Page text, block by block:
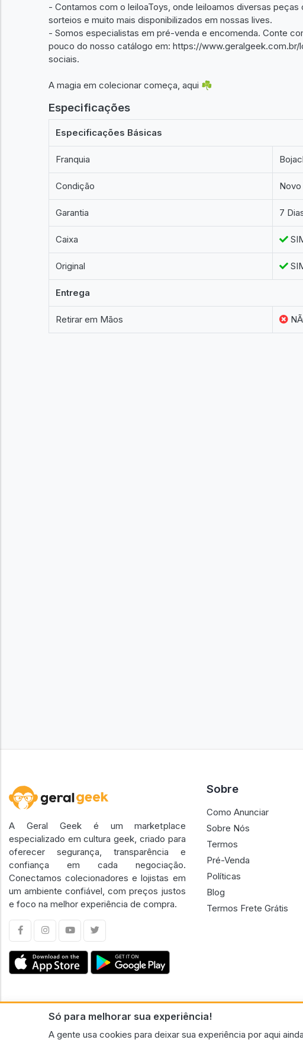
- Contamos com o leiloaToys, onde leiloamos diversas
sorteios e muito mais disponibilizados em nossas lives.
- Somos especialistas em pré-venda e encomenda. Conte
pouco do nosso catálogo em: https://
sociais.
A magia em colecionar começa, aqui ☘️
Especificações
Especificações Básicas
Franquia
Condição Novo
Garantia 7
Caixa
Original
Entrega
Retirar em Mãos
Só para melhorar sua experiência!
A gente usa cookies para deixar sua experiência por aqui
A Geral Geek é um marketplace
especializado em cultura geek, criado para
oferecer segurança, transparência e
confiança em cada negociação.
Conectamos colecionadores e lojistas em
um ambiente confiável, com preços justos
e foco na melhor experiência de compra.
Sobre
Como Anunciar
Sobre Nós
Termos
Pré-Venda
Políticas
Blog
Termos Frete Grátis
CNPJ n.º 30.220.458/0001-17 - GERAL GEEK PORTAL ELETRONICO LTDA.